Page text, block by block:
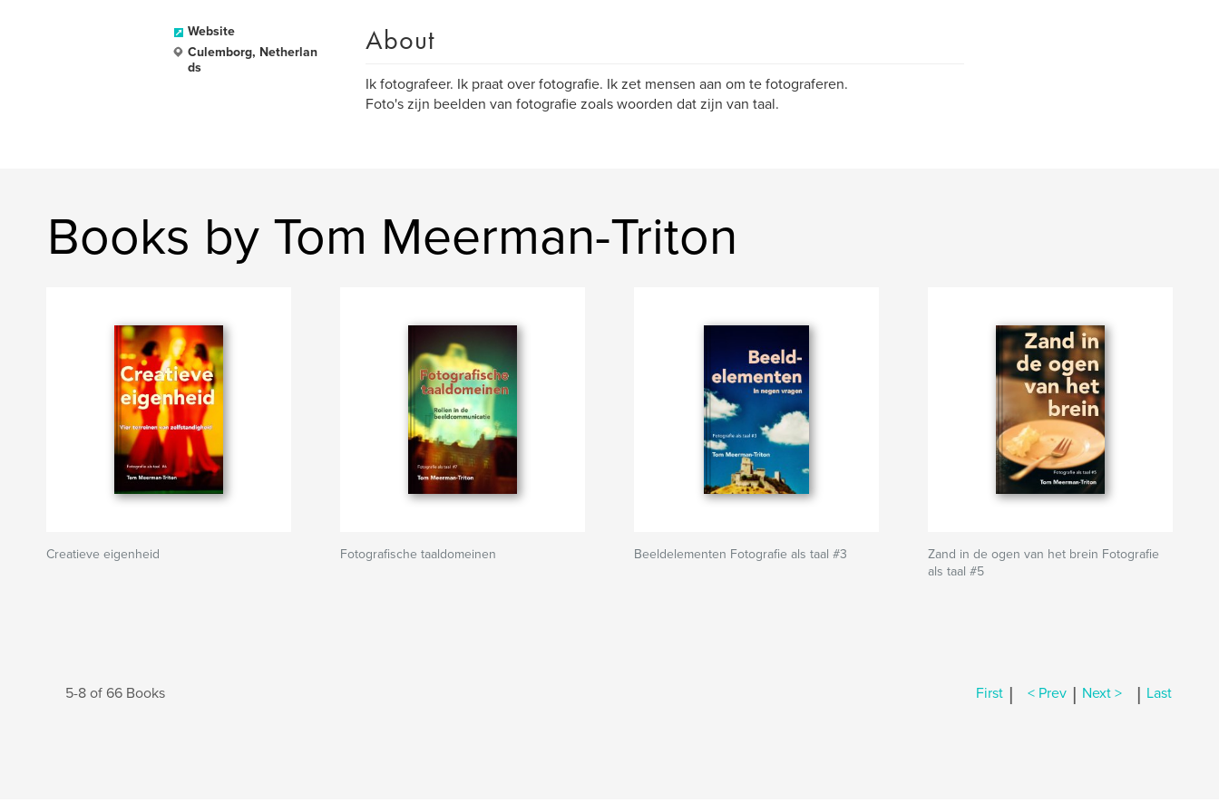
Website
Culemborg, Netherlan
ds
About
Ik fotografeer. Ik praat over fotografie. Ik zet mensen aan om te fotograferen.
Foto's zijn beelden van fotografie zoals woorden dat zijn van taal.
Books by Tom Meerman-Triton
Creatieve eigenheid Fotografische taaldomeinen Beeldelementen Fotografie als taal #3
Zand in de ogen van het brein Fotografie
als taal #5
5-8 of 66 Books First | < Prev | Next > | Last